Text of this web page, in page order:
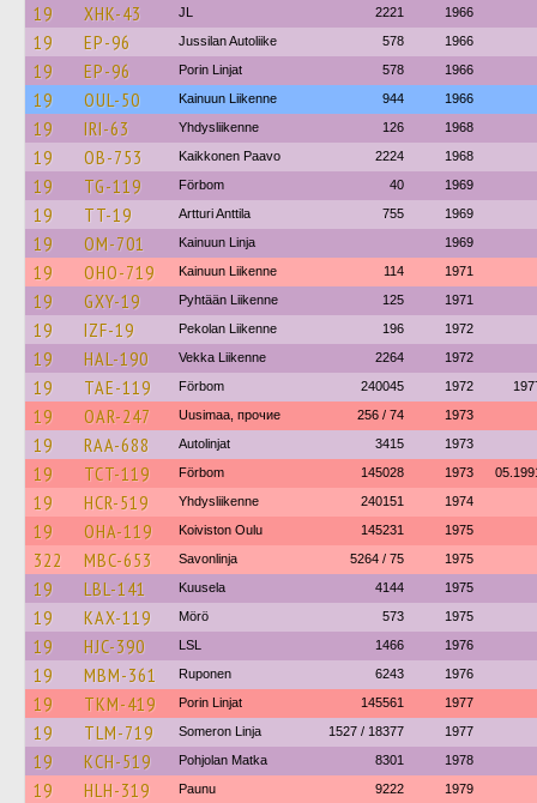
19 XHK-43 JL 2221 1966
19 EP-96 Jussilan Autoliike 578 1966
19 EP-96 Porin Linjat 578 1966
19 OUL-50 Kainuun Liikenne 944 1966
19 IRI-63 Yhdysliikenne 126 1968
19 OB-753 Kaikkonen Paavo 2224 1968
19 TG-119 Förbom 40 1969
19 TT-19 Artturi Anttila 755 1969
19 OM-701 Kainuun Linja 1969
19 OHO-719 Kainuun Liikenne 114 1971
19 GXY-19 Pyhtään Liikenne 125 1971
19 IZF-19 Pekolan Liikenne 196 1972
19 HAL-190 Vekka Liikenne 2264 1972
19 TAE-119 Förbom 240045 1972
19 OAR-247 Uusimaa, прочие 256 / 74 1973
19 RAA-688 Autolinjat 3415 1973
19 TCT-119 Förbom 145028 1973
19 HCR-519 Yhdysliikenne 240151 1974
19 OHA-119 Koiviston Oulu 145231 1975
322 MBC-653 Savonlinja 5264 / 75 1975
19 LBL-141 Kuusela 4144 1975
19 KAX-119 Mörö 573 1975
19 HJC-390 LSL 1466 1976
19 MBM-361 Ruponen 6243 1976
19 TKM-419 Porin Linjat 145561 1977
19 TLM-719 Someron Linja 1527 / 18377 1977
19 KCH-519 Pohjolan Matka 8301 1978
19 HLH-319 Paunu 9222 1979